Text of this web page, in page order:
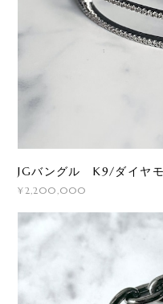
JGバングル K9/ダイヤ
¥2,200,000